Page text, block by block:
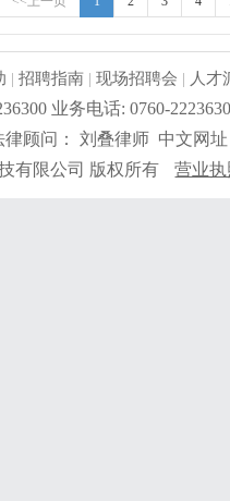
|招聘指南 |现场招聘会 | 人才
业务电话: 0760-
律顾问： 刘叠律师 中文网
有限公司 版权所有
营业